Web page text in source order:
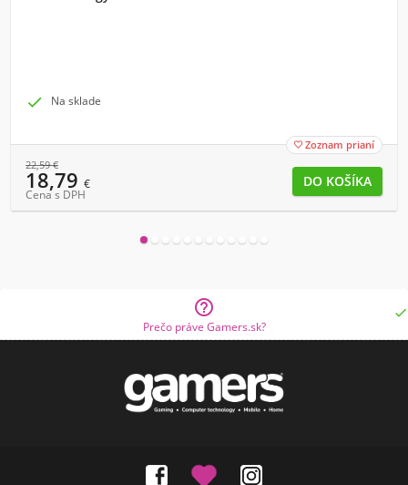
 Na sklade
 Zoznam prianí
22,59€
18,79 €
Cena s DPH

Prečo práve Gamers.sk?
